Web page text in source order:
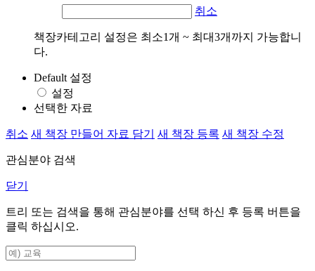
취소
책장카테고리 설정은 최소1개 ~ 최대3개까지 가능합니
다.
Default 설정
설정
선택한 자료
취소 새 책장 만들어 자료 담기 새 책장 등록 새 책장 수정
관심분야 검색
닫기
트리 또는 검색을 통해 관심분야를 선택 하신 후 등록 버튼을
클릭 하십시오.